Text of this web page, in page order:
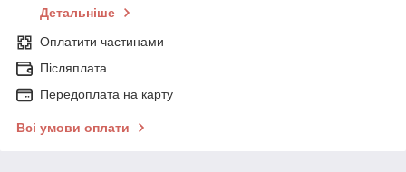
Детальніше
Оплатити частинами
Післяплата
Передоплата на карту
Всі умови оплати